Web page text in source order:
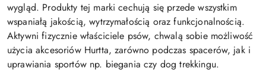
wygląd. Produkty tej marki cechują się przede wszystkim
wspaniałą jakością, wytrzymałością oraz funkcjonalnością.
Aktywni fizycznie właściciele psów, chwalą sobie możliwość
użycia akcesoriów Hurtta, zarówno podczas spacerów, jak i
uprawiania sportów np. biegania czy dog trekkingu.